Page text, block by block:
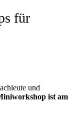
für
und
ist am